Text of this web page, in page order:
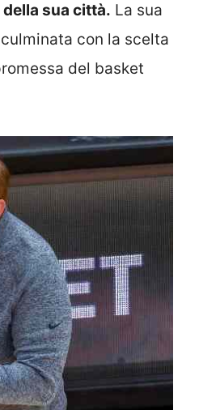
sua città. La sua
con la scelta
del basket